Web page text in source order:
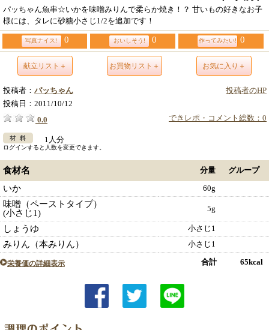
パッちゃん魚串☆いかを味噌みりんで柔らか焼き！？ 甘いもの好きなお子
様には、タレに砂糖小さじ1/2を追加です！
写真ナイス! 0 おいしそう! 0 作ってみたい! 0
献立リスト＋ お買物リスト＋ お気に入り＋
投稿者のHP
投稿者： パッちゃん
投稿日： 2011/10/12
できレポ・コメント総数：0
0.0
1人分
ログインすると人数を変更できます。
食材名 分量 グループ
いか 60g
味噌（ペーストタイプ）
(小さじ1)
5g
しょうゆ 小さじ1
みりん（本みりん） 小さじ1
栄養価の詳細表示 合計 65kcal